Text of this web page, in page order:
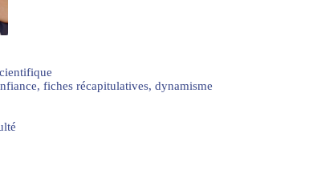
fiches récapitulatives, dynamisme